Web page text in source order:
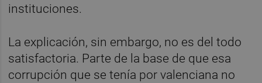
instituciones.
La explicación, sin embargo, no es del todo
satisfactoria. Parte de la base de que esa
corrupción que se tenía por valenciana no